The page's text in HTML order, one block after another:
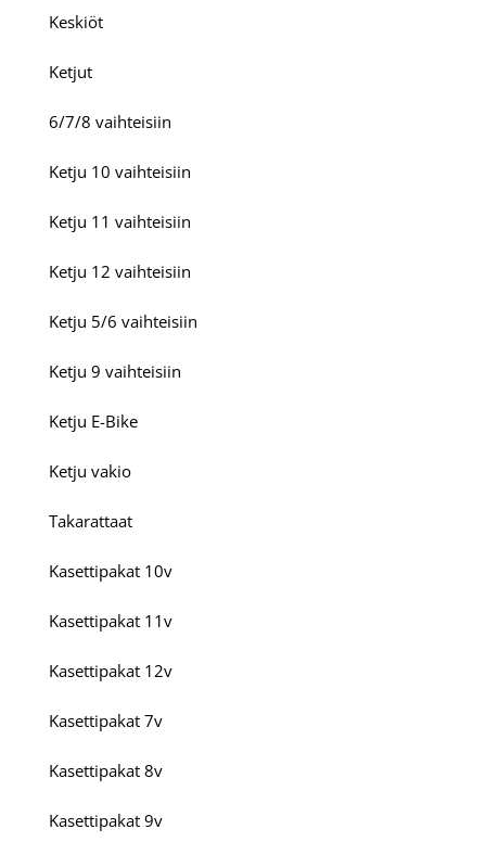
Keskiöt
Ketjut
6/7/8 vaihteisiin
Ketju 10 vaihteisiin
Ketju 11 vaihteisiin
Ketju 12 vaihteisiin
Ketju 5/6 vaihteisiin
Ketju 9 vaihteisiin
Ketju E-Bike
Ketju vakio
Takarattaat
Kasettipakat 10v
Kasettipakat 11v
Kasettipakat 12v
Kasettipakat 7v
Kasettipakat 8v
Kasettipakat 9v